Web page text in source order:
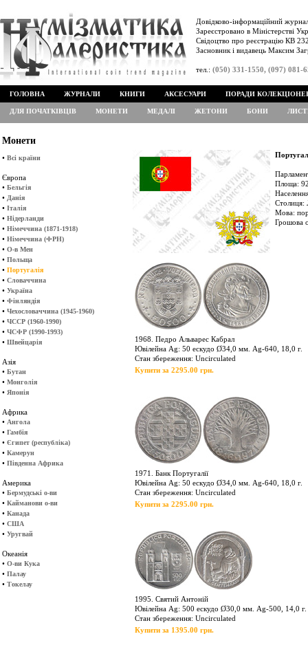
Довідково-інформаційний
Зареєстровано в Міністерстві
Свідоцтво про реєстрацію КВ
Засновник і видавець Максим
тел.: (050) 331-1550, (097) 081-
ГОЛОВНА ЖУРНАЛИ КНИГИ АКСЕСУАРИ ПОРАДИ
ДЛЯ ПОЧАТКІВЦІВ МОНЕТИ МЕДАЛІ ЖЕТОНИ БОНИ
Монети
• Всі країни
Європа
• Бельгія
• Данія
• Італія
• Нідерланди
• Німеччина (1871-1918)
• Німеччина (ФРН)
• О-в Мен
• Польща
• Португалія
• Словаччина
• Україна
• Фінляндія
• Чехословаччина (1945-1960)
• ЧССР (1960-1990)
• ЧСФР (1990-1993)
• Швейцарія
Азія
• Бутан
• Монголія
• Японія
Африка
• Ангола
• Гамбія
• Єгипет (республіка)
• Камерун
• Південна Африка
Америка
• Бермудські о-ви
• Кайманови о-ви
• Канада
• США
• Уругвай
Океанія
• О-ви Кука
• Палау
• Токелау
Площа:
Столиця:
Мова:
Грошова
1968. Педро Альварес Кабрал
Ювілейна Ag: 50 ескудо Ø34,0 мм. Ag-640, 18,0 г.
Стан збереження: Uncirculated
Купити за 2295.00 грн.
1971. Банк Португалії
Ювілейна Ag: 50 ескудо Ø34,0 мм. Ag-640, 18,0 г.
Стан збереження: Uncirculated
Купити за 2295.00 грн.
1995. Святий Антоній
Ювілейна Ag: 500 ескудо Ø30,0 мм. Ag-500, 14,0 г.
Стан збереження: Uncirculated
Купити за 1395.00 грн.